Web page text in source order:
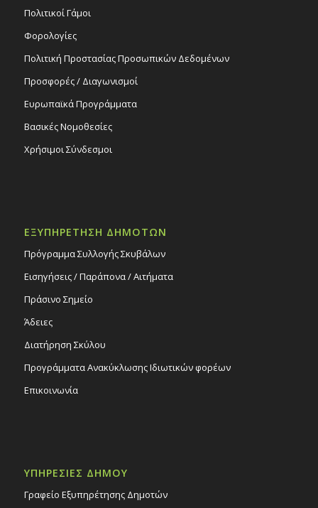
Πολιτικοί Γάμοι
Φορολογίες
Πολιτική Προστασίας Προσωπικών Δεδομένων
Προσφορές / Διαγωνισμοί
Ευρωπαϊκά Προγράμματα
Βασικές Νομοθεσίες
Χρήσιμοι Σύνδεσμοι
ΕΞΥΠΗΡΕΤΗΣΗ ΔΗΜΟΤΩΝ
Πρόγραμμα Συλλογής Σκυβάλων
Εισηγήσεις / Παράπονα / Αιτήματα
Πράσινο Σημείο
Άδειες
Διατήρηση Σκύλου
Προγράμματα Ανακύκλωσης Ιδιωτικών φορέων
Επικοινωνία
ΥΠΗΡΕΣΙΕΣ ΔΗΜΟΥ
Γραφείο Εξυπηρέτησης Δημοτών